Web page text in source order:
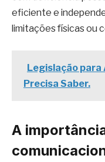
eficiente e
limitações físicas ou
Legislação para
Precisa Saber.
A